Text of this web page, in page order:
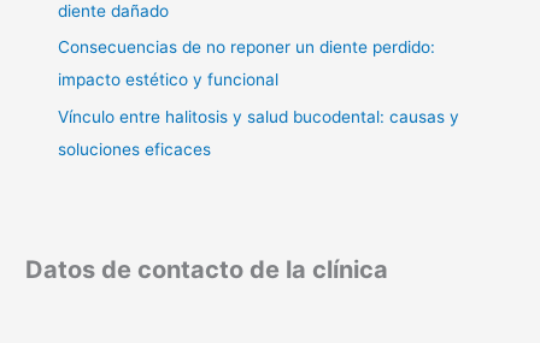
diente dañado
Consecuencias de no reponer un diente perdido:
impacto estético y funcional
Vínculo entre halitosis y salud bucodental: causas y
soluciones eficaces
Datos de contacto de la clínica